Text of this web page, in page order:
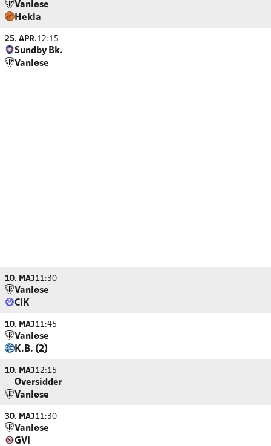
Vanløse
Hekla
25. APR.12:15
Sundby Bk.
Vanløse
10. MAJ11:30
Vanløse
CIK
10. MAJ11:45
Vanløse
K.B. (2)
10. MAJ12:15
Oversidder
Vanløse
30. MAJ11:30
Vanløse
GVI